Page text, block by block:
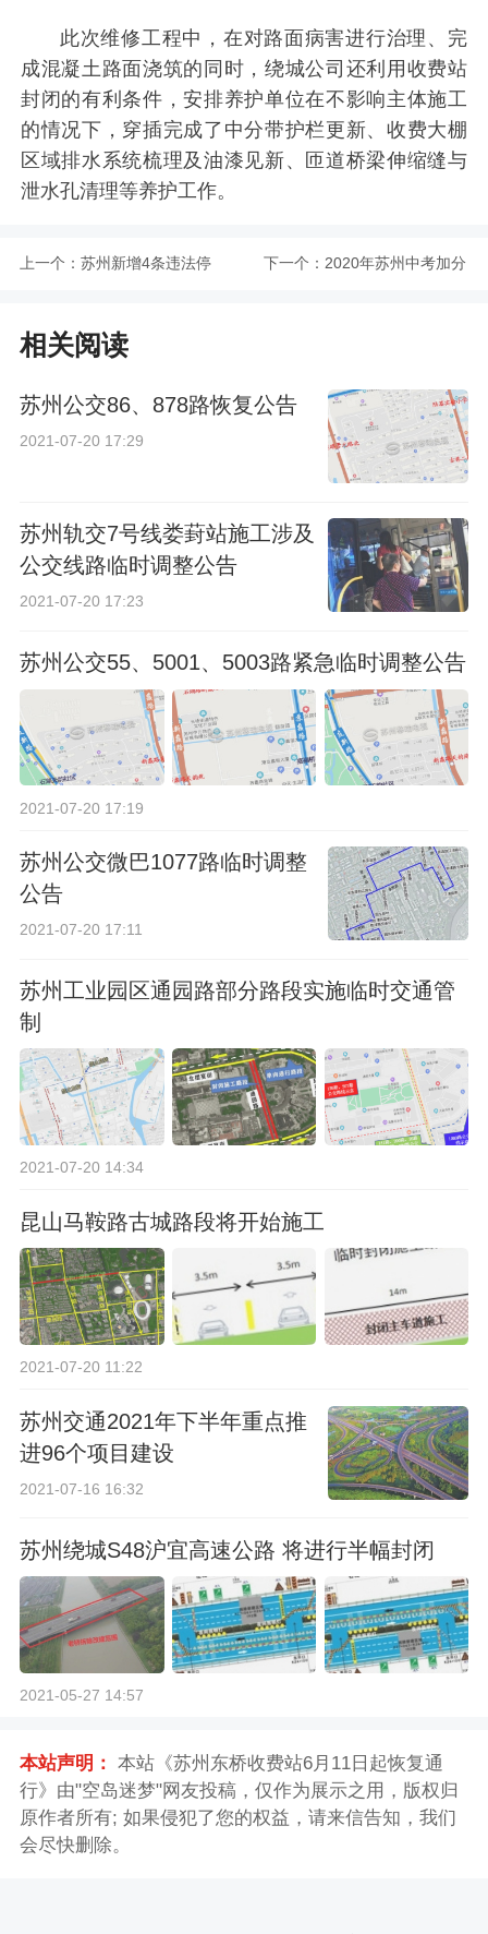
此次维修工程中，在对路面病害进行治理、完
成混凝土路面浇筑的同时，绕城公司还利用收费站
封闭的有利条件，安排养护单位在不影响主体施工
的情况下，穿插完成了中分带护栏更新、收费大棚
区域排水系统梳理及油漆见新、匝道桥梁伸缩缝与
泄水孔清理等养护工作。
上一个： 苏州新增4条违法停 下一个： 2020年苏州中考加分
相关阅读
苏州公交86、878路恢复公告
2021-07-20 17:29
苏州轨交7号线娄葑站施工涉及
公交线路临时调整公告
2021-07-20 17:23
苏州公交55、5001、5003路紧急临时调整公告
2021-07-20 17:19
苏州公交微巴1077路临时调整
公告
2021-07-20 17:11
苏州工业园区通园路部分路段实施临时交通管
制
2021-07-20 14:34
昆山马鞍路古城路段将开始施工
2021-07-20 11:22
苏州交通2021年下半年重点推
进96个项目建设
2021-07-16 16:32
苏州绕城S48沪宜高速公路 将进行半幅封闭
2021-05-27 14:57
本站声明： 本站《苏州东桥收费站6月11日起恢复通
行》由"空岛迷梦"网友投稿，仅作为展示之用，版权归
原作者所有; 如果侵犯了您的权益，请来信告知，我们
会尽快删除。